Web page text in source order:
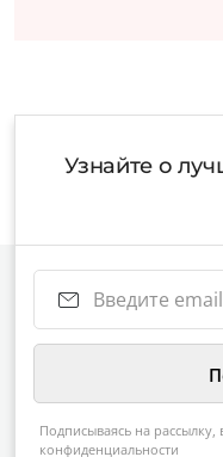
Узнайте о
Подписываясь на рассылку,
конфиденциальности